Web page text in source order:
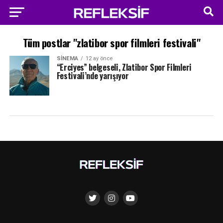
Tüm postlar "zlatibor spor filmleri festivali"
SINEMA 12 ay önce
“Erciyes” belgeseli, Zlatibor Spor Filmleri
Festivali’nde yarışıyor